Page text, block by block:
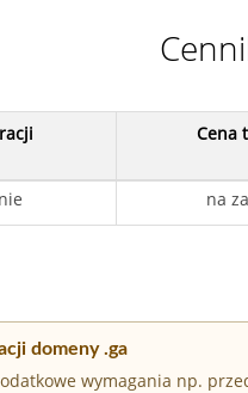
Cena
na
domeny .ga
wymagania np.